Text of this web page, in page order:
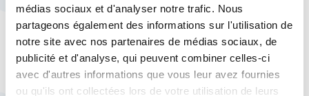
médias sociaux et d'analyser notre trafic. Nous
partageons également des informations sur l'utilisation de
notre site avec nos partenaires de médias sociaux, de
publicité et d'analyse, qui peuvent combiner celles-ci
avec d'autres informations que vous leur avez fournies
ou qu'ils ont collectées lors de votre utilisation de leurs